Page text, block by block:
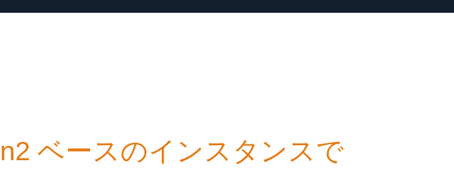
ベースのインスタンスで